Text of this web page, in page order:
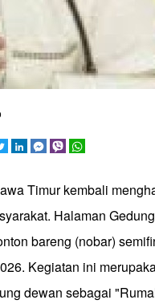
Timur kembali
Halaman
bareng (nobar)
Kegiatan ini
dewan sebagai